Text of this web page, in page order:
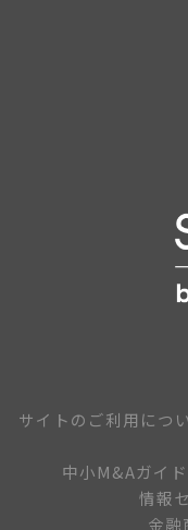
サイトのご利用につ
中小M&Aガイ
情報
金融